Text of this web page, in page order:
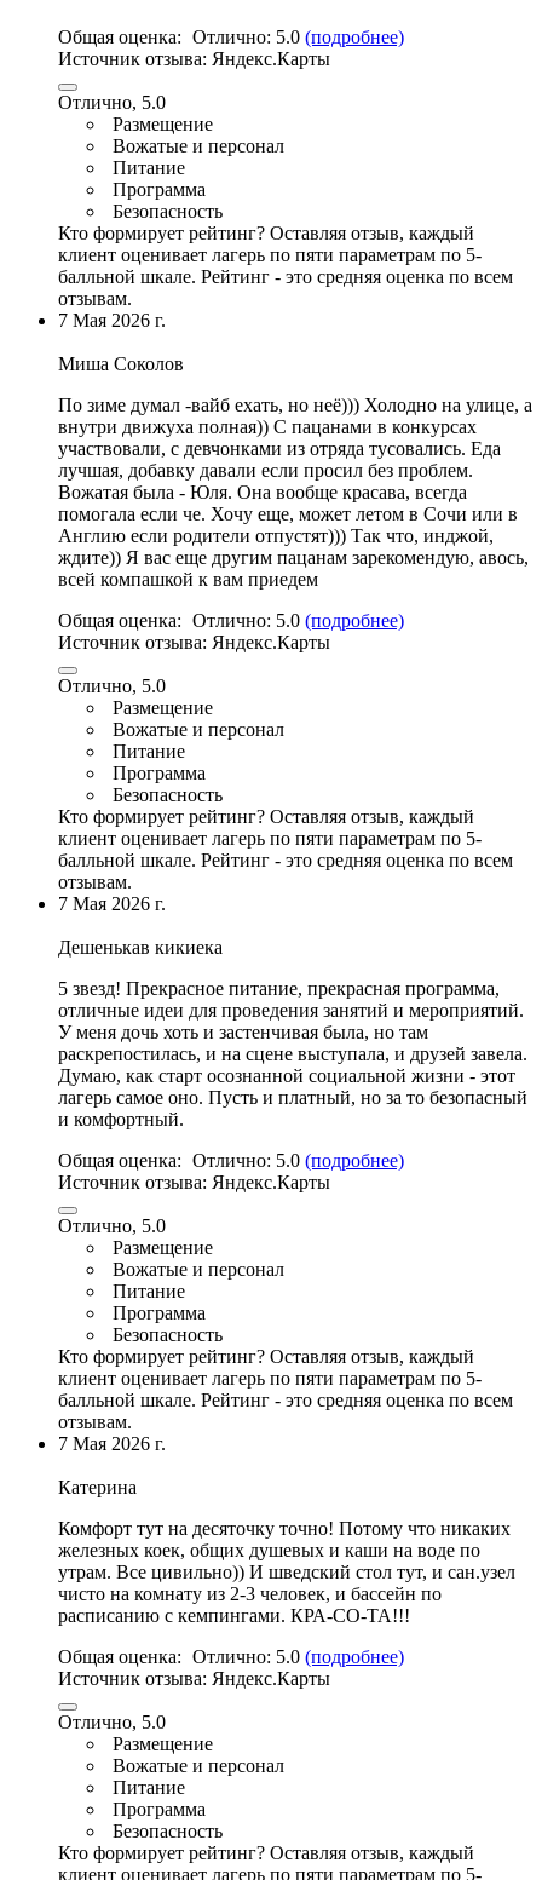
Общая оценка: Отлично: 5.0 (подробнее)
Источник отзыва: Яндекс.Карты
Отлично, 5.0
Размещение
Вожатые и персонал
Питание
Программа
Безопасность
Кто формирует рейтинг? Оставляя отзыв, каждый
клиент оценивает лагерь по пяти параметрам по 5-
балльной шкале. Рейтинг - это средняя оценка по всем
отзывам.
7 Мая 2026 г.
Миша Соколов
По зиме думал -вайб ехать, но неё))) Холодно на улице, а
внутри движуха полная)) С пацанами в конкурсах
участвовали, с девчонками из отряда тусовались. Еда
лучшая, добавку давали если просил без проблем.
Вожатая была - Юля. Она вообще красава, всегда
помогала если че. Хочу еще, может летом в Сочи или в
Англию если родители отпустят))) Так что, инджой,
ждите)) Я вас еще другим пацанам зарекомендую, авось,
всей компашкой к вам приедем
Общая оценка: Отлично: 5.0 (подробнее)
Источник отзыва: Яндекс.Карты
Отлично, 5.0
Размещение
Вожатые и персонал
Питание
Программа
Безопасность
Кто формирует рейтинг? Оставляя отзыв, каждый
клиент оценивает лагерь по пяти параметрам по 5-
балльной шкале. Рейтинг - это средняя оценка по всем
отзывам.
7 Мая 2026 г.
Дешенькав кикиека
5 звезд! Прекрасное питание, прекрасная программа,
отличные идеи для проведения занятий и мероприятий.
У меня дочь хоть и застенчивая была, но там
раскрепостилась, и на сцене выступала, и друзей завела.
Думаю, как старт осознанной социальной жизни - этот
лагерь самое оно. Пусть и платный, но за то безопасный
и комфортный.
Общая оценка: Отлично: 5.0 (подробнее)
Источник отзыва: Яндекс.Карты
Отлично, 5.0
Размещение
Вожатые и персонал
Питание
Программа
Безопасность
Кто формирует рейтинг? Оставляя отзыв, каждый
клиент оценивает лагерь по пяти параметрам по 5-
балльной шкале. Рейтинг - это средняя оценка по всем
отзывам.
7 Мая 2026 г.
Катерина
Комфорт тут на десяточку точно! Потому что никаких
железных коек, общих душевых и каши на воде по
утрам. Все цивильно)) И шведский стол тут, и сан.узел
чисто на комнату из 2-3 человек, и бассейн по
расписанию с кемпингами. КРА-СО-ТА!!!
Общая оценка: Отлично: 5.0 (подробнее)
Источник отзыва: Яндекс.Карты
Отлично, 5.0
Размещение
Вожатые и персонал
Питание
Программа
Безопасность
Кто формирует рейтинг? Оставляя отзыв, каждый
клиент оценивает лагерь по пяти параметрам по 5-